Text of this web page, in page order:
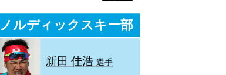
ノルディックスキー部
新田 佳浩 選手